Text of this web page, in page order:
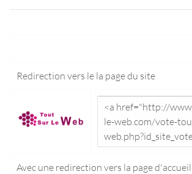
Redirection vers le la page du site
Avec une redirection vers la page d'accueil